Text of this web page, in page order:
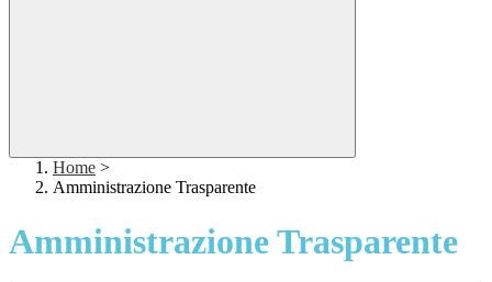
Home >
Amministrazione Trasparente
Amministrazione Trasparente